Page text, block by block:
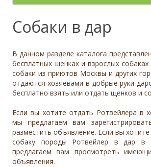
Средний
Тип
Семейная
Охотничья
Палевый
Серый
Дополнительные цвета
Черный
Белый
Серый
Палевый
Рыжий
Вес (кг)
0
Нет
Отношение к детям
Равнодушное
Отношение к кошкам
Доброжелательное
Равнодушное
Может проявить агрессию
Отношение к собакам
Доброжелательное
Равнодушное
Может проявить агрессию
- неважно -
Приучен к поводку
- неважно -
Дрессировка
Да
- неважно -
Необычный окрас
Отдаётся в
- не уточнено -
Собаки в дар
В данном разделе каталога
бесплатных щенках и взрослых
собаки из приютов Москвы и других
отдаются хозяевами в добрые руки
бесплатно взять или отдать щенков и
Если вы хотите отдать Ротвейлера в
мы предлагаем вам
разместить объявление. Если вы
собаку породы Ротвейлер в дар
предлагаем вам просмотреть
объявления.